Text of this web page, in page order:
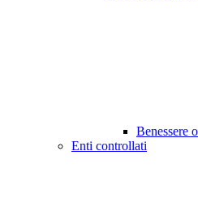
Benessere
Enti controllati